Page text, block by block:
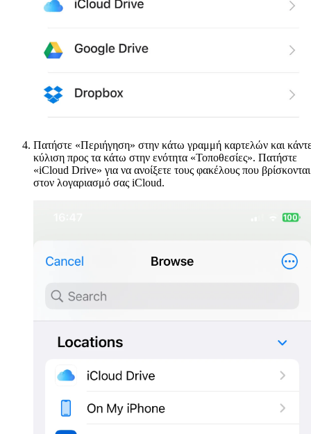
Πατήστε «Περιήγηση» στην κάτω γραμμή καρτελών και
κύλιση προς τα κάτω στην ενότητα «Τοποθεσίες». Πατήστε
«iCloud Drive» για να ανοίξετε τους φακέλους που βρίσκονται
στον λογαριασμό σας iCloud.